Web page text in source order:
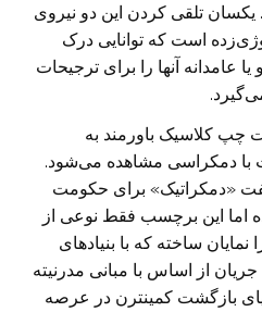
تلقی کردن این دو نیروی
است که توانایی درک
عامدانه آنها را برای ترجیحات
چپ کلاسیک باورمند به
با دمکراسی مشاهده می‌شود.
«دمکراتیک» برای حکومت
اما این برچسب فقط نوعی از
ساخته که با بنیادهای
از اساس با مبانی مدرنیته
بازگشت کمینترن در عرصه